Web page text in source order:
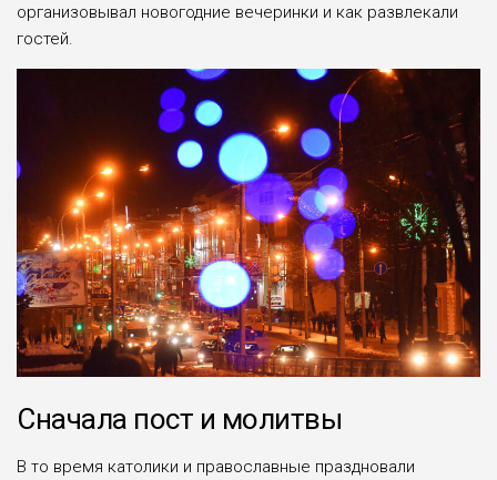
организовывал новогодние вечеринки и как развлекали
гостей.
Сначала пост и молитвы
В то время католики и православные праздновали